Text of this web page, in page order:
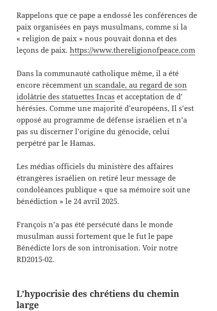
Rappelons que ce pape a endossé les conférences de
paix organisées en pays musulmans, comme si la
« religion de paix » nous pouvait donna et des
leçons de paix.https://www.thereligionofpeace.com
Dans la communauté catholique même, il a été
encore récemmentun scandale, au regard de son
idolâtrie des statuettes Incas et acceptation de d’
hérésies. Comme une majorité d’européens, Il s’est
opposé au programme de défense israélien et n’a
pas su discerner l’origine du génocide, celui
perpétré par le Hamas.
Les médias officiels du ministère des affaires
étrangères israélien on retiré leur message de
condoléances publique « que sa mémoire soit une
bénédiction » le 24 avril 2025.
François n’a pas été persécuté dans le monde
musulman aussi fortement que le fut le pape
Bénédicte lors de son intronisation. Voir notre
RD2015-02.
L’hypocrisie des chrétiens du chemin
large